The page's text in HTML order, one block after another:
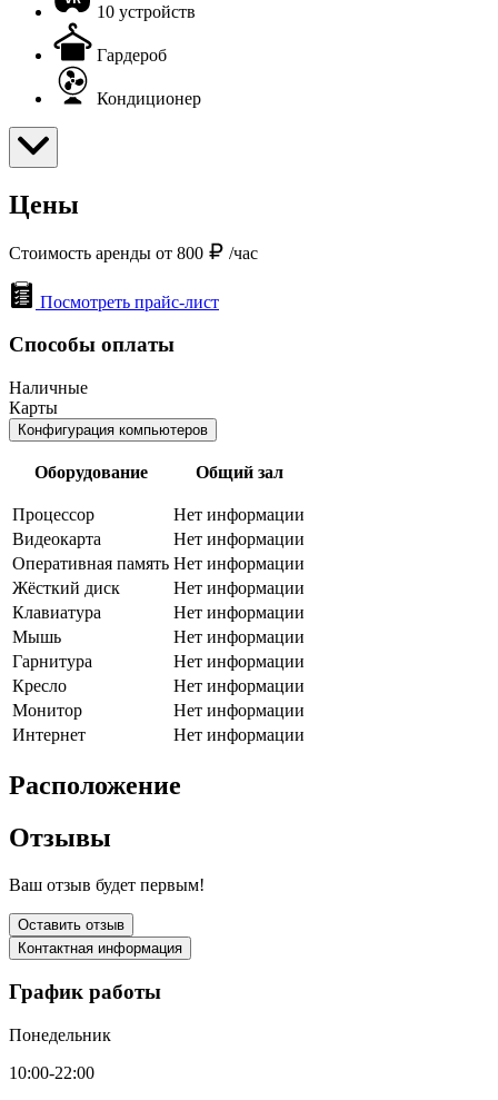
10 устройств
Гардероб
Кондиционер
Цены
Стоимость аренды от 800 /час
Посмотреть прайс-лист
Способы оплаты
Наличные
Карты
Конфигурация компьютеров
Оборудование Общий зал
Процессор
Нет информации
Видеокарта
Нет информации
Оперативная память Нет информации
Жёсткий диск
Нет информации
Клавиатура
Нет информации
Мышь
Нет информации
Гарнитура
Нет информации
Кресло
Нет информации
Монитор
Нет информации
Интернет
Нет информации
Расположение
Отзывы
Ваш отзыв будет первым!
Оставить отзыв
Контактная информация
График работы
Понедельник
10:00-22:00